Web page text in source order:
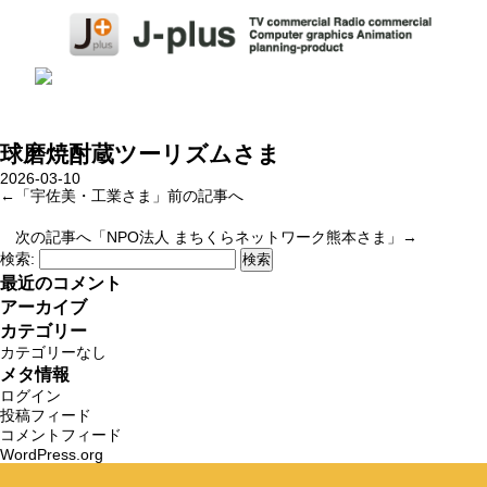
球磨焼酎蔵ツーリズムさま
2026-03-10
←「宇佐美・工業さま 」前の記事へ
次の記事へ「NPO法人 まちくらネットワーク熊本さま 」→
検索:
最近のコメント
アーカイブ
カテゴリー
カテゴリーなし
メタ情報
ログイン
投稿フィード
コメントフィード
WordPress.org